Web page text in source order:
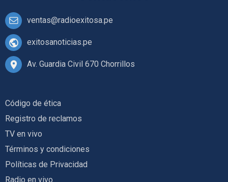
ventas@radioexitosa.pe
exitosanoticias.pe
Av. Guardia Civil 670 Chorrillos
Código de ética
Registro de reclamos
TV en vivo
Términos y condiciones
Políticas de Privacidad
Radio en vivo